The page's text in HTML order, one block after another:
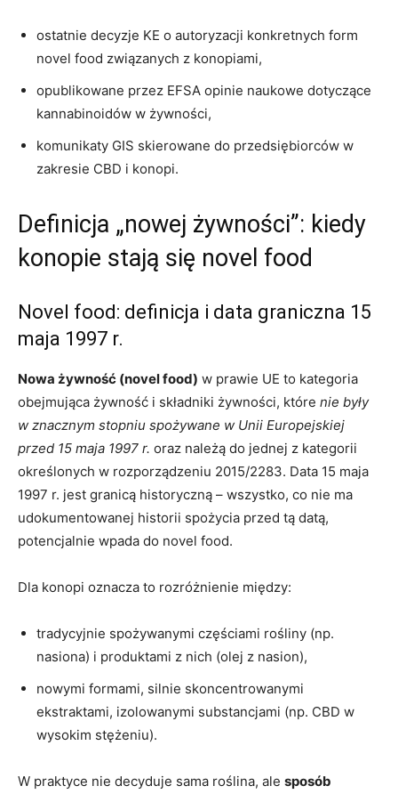
ostatnie decyzje KE o autoryzacji konkretnych form
novel food związanych z konopiami,
opublikowane przez EFSA opinie naukowe dotyczące
kannabinoidów w żywności,
komunikaty GIS skierowane do przedsiębiorców w
zakresie CBD i konopi.
Definicja „nowej żywności”: kiedy
konopie stają się novel food
Novel food: definicja i data graniczna 15
maja 1997 r.
Nowa żywność (novel food) w prawie UE to kategoria
obejmująca żywność i składniki żywności, które nie były
w znacznym stopniu spożywane w Unii Europejskiej
przed 15 maja 1997 r. oraz należą do jednej z kategorii
określonych w rozporządzeniu 2015/2283. Data 15 maja
1997 r. jest granicą historyczną – wszystko, co nie ma
udokumentowanej historii spożycia przed tą datą,
potencjalnie wpada do novel food.
Dla konopi oznacza to rozróżnienie między:
tradycyjnie spożywanymi częściami rośliny (np.
nasiona) i produktami z nich (olej z nasion),
nowymi formami, silnie skoncentrowanymi
ekstraktami, izolowanymi substancjami (np. CBD w
wysokim stężeniu).
W praktyce nie decyduje sama roślina, ale sposób